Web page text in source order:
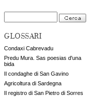
GLOSSARI
Condaxi Cabrevadu
Predu Mura. Sas poesias d'una
bida
Il condaghe di San Gavino
Agricoltura di Sardegna
Il registro di San Pietro di Sorres